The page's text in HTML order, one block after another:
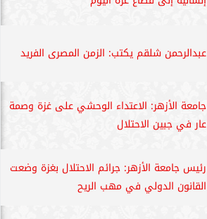
عبدالرحمن شلقم يكتب: الزمن المصرى الفريد
جامعة الأزهر: الاعتداء الوحشي على غزة وصمة
عار في جبين الاحتلال
رئيس جامعة الأزهر: جرائم الاحتلال بغزة وضعت
القانون الدولي في مهب الريح